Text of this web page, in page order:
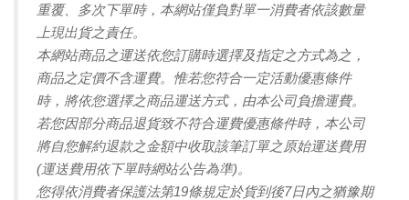
重覆、多次下單時，本網站僅負對單一消費者依該數量
上現出貨之責任。
本網站商品之運送依您訂購時選擇及指定之方式為之，
商品之定價不含運費。惟若您符合一定活動優惠條件
時，將依您選擇之商品運送方式，由本公司負擔運費。
若您因部分商品退貨致不符合運費優惠條件時，本公司
將自您解約退款之金額中收取該筆訂單之原始運送費用
(運送費用依下單時網站公告為準)。
您得依消費者保護法第19條規定於貨到後7日內之猶豫期